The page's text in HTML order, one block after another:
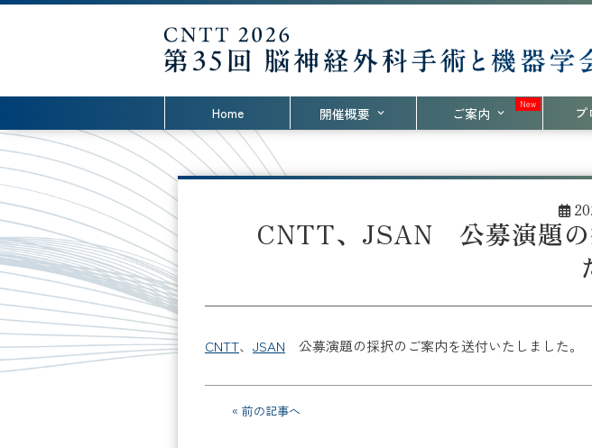
Home 開催概要 ご案内 プ
CNTT、 JSAN 公募演題
CNTT、 JSAN 公募演題の採択のご案内を送付いたしました。
« 前の記事へ